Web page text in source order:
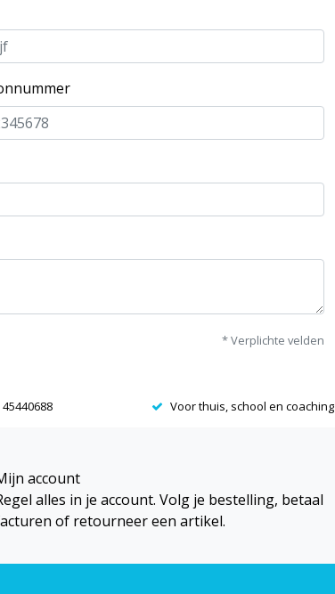
* Verplichte velden
Voor thuis, school en coaching
account
alles in je account. Volg je bestelling, betaal
of retourneer een artikel.